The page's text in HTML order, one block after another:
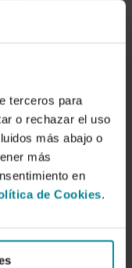
terceros para
o rechazar el uso
más abajo o
más
en
de Cookies.